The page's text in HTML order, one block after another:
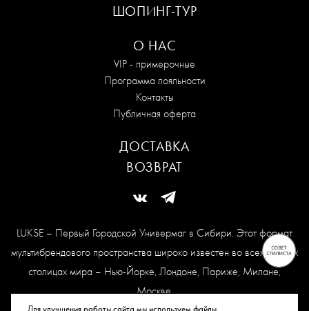
Для улучшения работы сайта мы используем файлы
LUKSE – Первый Городской Универмаг в Сибири. Этот формат
мультибрендового пространства широко известен во всех модных
столицах мира – Нью-Йорке, Лондоне, Париже, Милане,
Москве.
О НАС
VIP - примерочные
Программа лояльности
Контакты
Публичная оферта
ШОПИНГ-ТУР
ДОСТАВКА
ВОЗВРАТ